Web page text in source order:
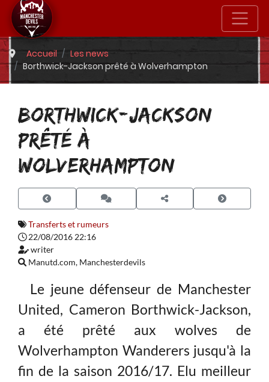
Accueil
Les news
Borthwick-Jackson prêté à Wolverhampton
BORTHWICK-JACKSON
PRÊTÉ À
WOLVERHAMPTON
Transferts et rumeurs
22/08/2016 22:16
writer
Manutd.com, Manchesterdevils
Le jeune défenseur de Manchester
United, Cameron Borthwick-Jackson,
a été prêté aux wolves de
Wolverhampton Wanderers jusqu'à la
fin de la saison 2016/17. Elu meilleur